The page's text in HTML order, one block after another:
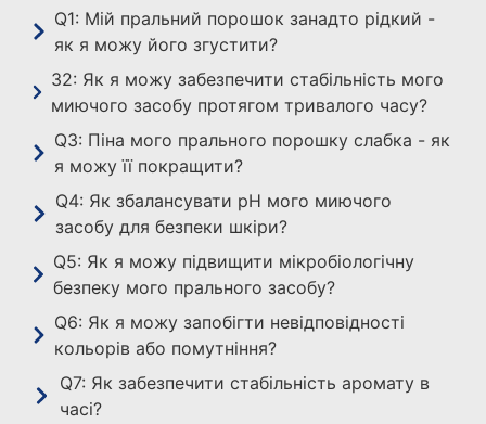
Q1: Мій пральний порошок занадто рідкий -
як я можу його згустити?
З2: Як я можу забезпечити стабільність мого
миючого засобу протягом тривалого часу?
Q3: Піна мого прального порошку слабка - як
я можу її покращити?
Q4: Як збалансувати рН мого миючого
засобу для безпеки шкіри?
Q5: Як я можу підвищити мікробіологічну
безпеку мого прального засобу?
Q6: Як я можу запобігти невідповідності
кольорів або помутніння?
Q7: Як забезпечити стабільність аромату в
часі?